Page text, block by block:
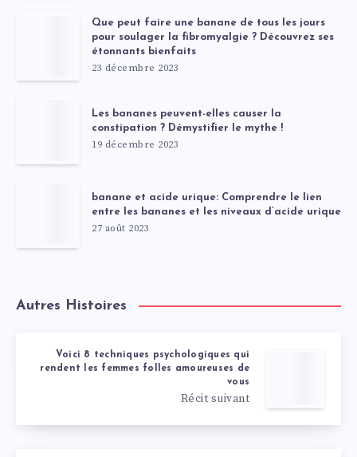
Que peut faire une banane de tous les jours
pour soulager la fibromyalgie ? Découvrez ses
étonnants bienfaits
23 décembre 2023
Les bananes peuvent-elles causer la
constipation ? Démystifier le mythe !
19 décembre 2023
banane et acide urique: Comprendre le lien
entre les bananes et les niveaux d’acide urique
27 août 2023
Autres Histoires
Voici 8 techniques psychologiques qui
rendent les femmes folles amoureuses de
vous
Récit suivant